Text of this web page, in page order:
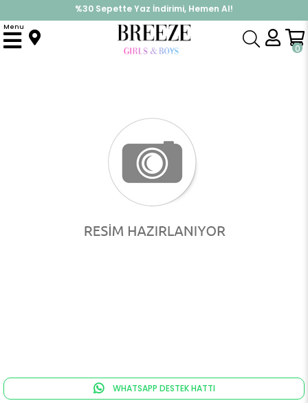
%30 Sepette Yaz İndirimi, Hemen Al!
İndirimlere ek %10 İndirimi Kap, Hemen Üye Ol!
0
Menu
Anasayfa Takımlar Kapri & Şort Takımı Erkek Çocuk Şortlu Takım Cep Detaylı Dokulu Vizon (3-7 Yaş)
WHATSAPP DESTEK HATTI